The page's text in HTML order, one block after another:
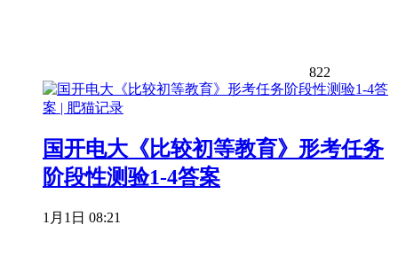
822
国开电大《比较初等教育》形考任务
阶段性测验1-4答案
1月1日 08:21